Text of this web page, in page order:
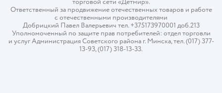
торговой сети «Детмир».
Ответственный за продвижение отечественных товаров и работе
с отечественными производителями
Добрицкий Павел Валерьевич тел. +375173970001 доб.213
Уполномоченный по защите прав потребителей: отдел торговли
и услуг Администрация Советского района г. Минска, тел. (017) 377-
13-93, (017) 318-13-33.